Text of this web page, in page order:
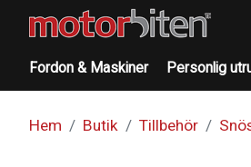
Fordon & Maskiner Personlig
Hem Butik Tillbehör